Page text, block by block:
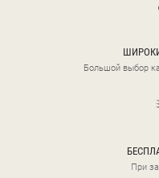
Большой выбор
При